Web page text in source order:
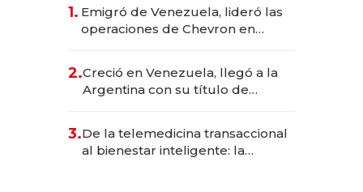
1. Emigró de Venezuela, lideró las
operaciones de Chevron en
2.Creció en Venezuela, llegó a la
Argentina con su título de
las marcas "fast premium"
3.De la telemedicina transaccional
al bienestar inteligente: la